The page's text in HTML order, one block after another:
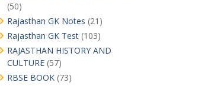
(50)
Rajasthan GK Notes (21)
Rajasthan GK Test(103)
RAJASTHAN HISTORY AND
CULTURE(57)
RBSE BOOK(73)